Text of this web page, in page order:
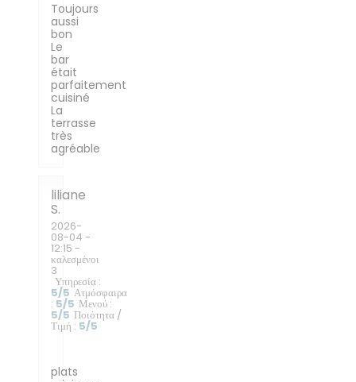
Toujours
aussi
bon
Le
bar
était
parfaitement
cuisiné
La
terrasse
très
agréable
liliane
S
2026-
08-04 -
12:15 -
καλεσμένοι
3
Υπηρεσία :
5/5 Ατμόσφαιρα
: 5/5 Μενού :
5/5 Ποιότητα /
Τιμή : 5/5
plats